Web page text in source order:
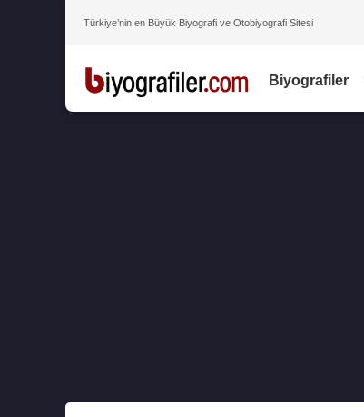
Türkiye’nin en Büyük Biyografi ve Otobiyografi Sitesi
Biyografiler